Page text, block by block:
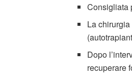
Consigliata
La
Dopo
recuperare